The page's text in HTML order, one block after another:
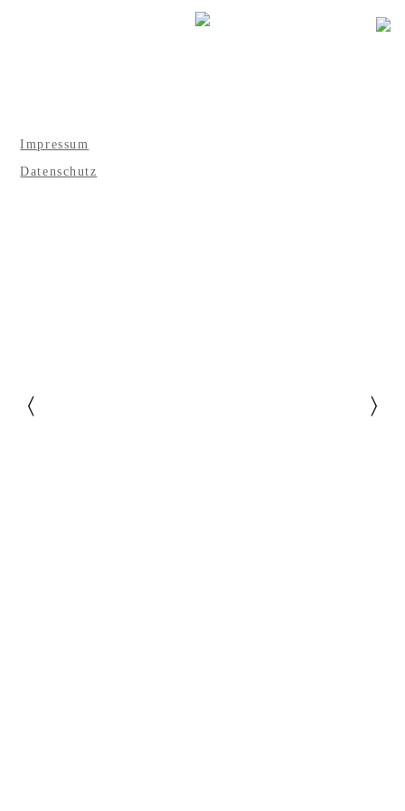
〉 〉
Impressum
Datenschutz